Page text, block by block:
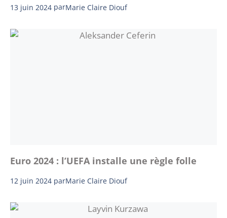
13 juin 2024 parMarie Claire Diouf
Euro 2024 : l’UEFA installe une règle folle
12 juin 2024 parMarie Claire Diouf